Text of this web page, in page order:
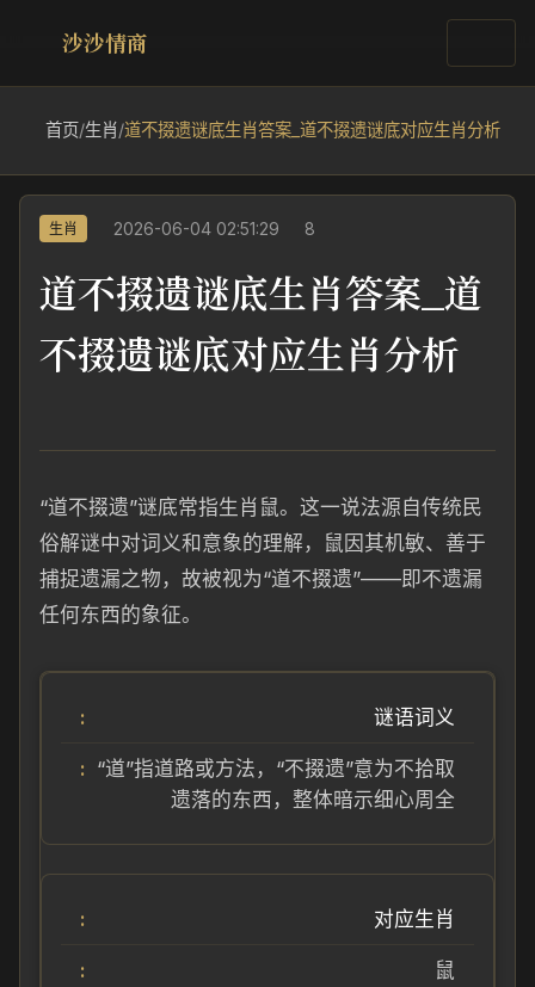
沙沙情商
首页/生肖/道不掇遗谜底生肖答案_道不掇遗谜底对应生肖分析
生肖 2026-06-04 02:51:29 8
道不掇遗谜底生肖答案_道
不掇遗谜底对应生肖分析
“道不掇遗”谜底常指生肖鼠。这一说法源自传统民
俗解谜中对词义和意象的理解，鼠因其机敏、善于
捕捉遗漏之物，故被视为“道不掇遗”——即不遗漏
任何东西的象征。
谜语词义
“道”指道路或方法，“不掇遗”意为不拾取
遗落的东西，整体暗示细心周全
对应生肖
鼠